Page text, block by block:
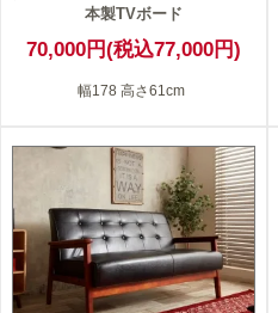
本製TVボード
70,000円(税込77,000円)
幅178 高さ61cm